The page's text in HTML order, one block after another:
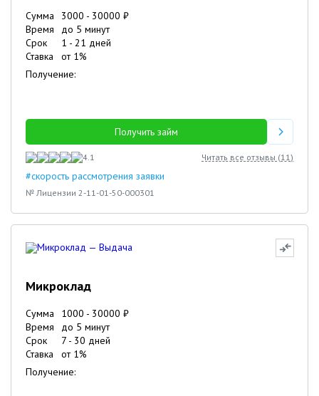
Сумма 3000 - 30000 ₽
Время
до 5 минут
Срок
1 - 21 дней
Ставка
от 1%
Получение:
Получить займ
4.1 Читать все отзывы (11)
#скорость рассмотрения заявки
№ Лицензии 2-11-01-50-000301
Микроклад
Сумма 1000 - 30000 ₽
Время
до 5 минут
Срок
7 - 30 дней
Ставка
от 1%
Получение: